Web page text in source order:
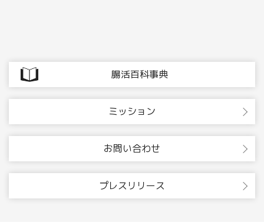
腸活百科事典
ミッション
お問い合わせ
プレスリリース